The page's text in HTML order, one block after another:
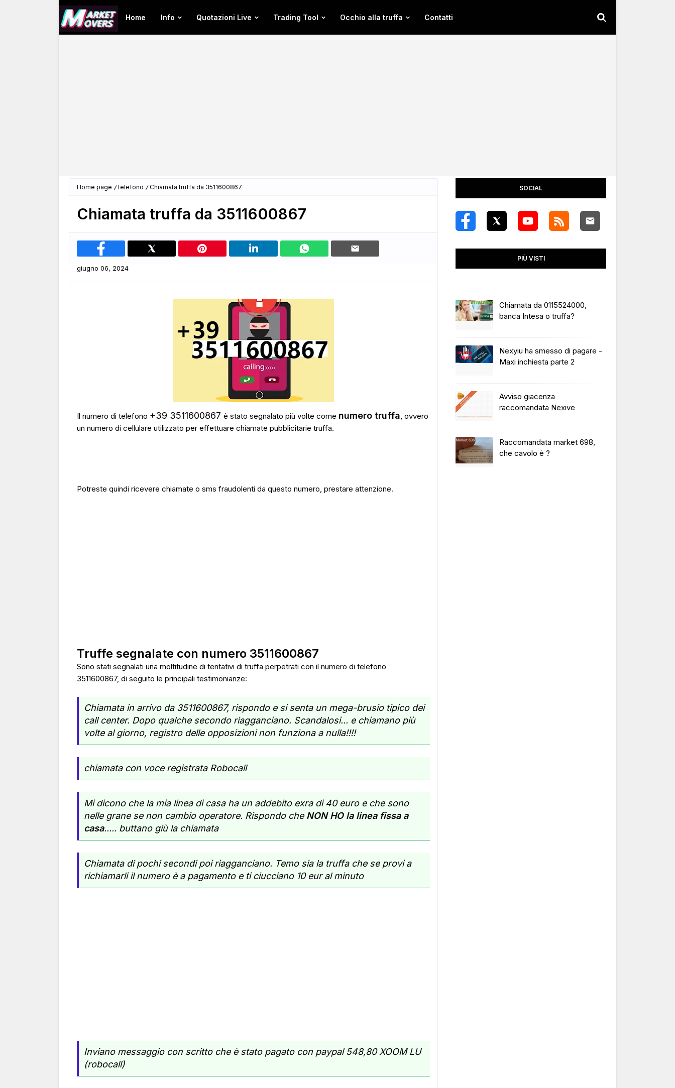
Home Info Quotazioni Live Trading Tool Occhio alla truffa Contatti
Home page telefono Chiamata truffa da 3511600867
Chiamata truffa da 3511600867
giugno 06, 2024
Il numero di telefono +39 3511600867 è stato segnalato più volte come numero truffa, ovvero
un numero di cellulare utilizzato per effettuare chiamate pubblicitarie truffa.
Potreste quindi ricevere chiamate o sms fraudolenti da questo numero, prestare attenzione.
Truffe segnalate con numero 3511600867
Sono stati segnalati una moltitudine di tentativi di truffa perpetrati con il numero di telefono
3511600867, di seguito le principali testimonianze:
Chiamata in arrivo da 3511600867, rispondo e si senta un mega-brusio tipico dei
call center. Dopo qualche secondo riagganciano. Scandalosi... e chiamano più
volte al giorno, registro delle opposizioni non funziona a nulla!!!!
chiamata con voce registrata Robocall
Mi dicono che la mia linea di casa ha un addebito exra di 40 euro e che sono
nelle grane se non cambio operatore. Rispondo che NON HO la linea fissa a
casa..... buttano giù la chiamata
Chiamata di pochi secondi poi riagganciano. Temo sia la truffa che se provi a
richiamarli il numero è a pagamento e ti ciucciano 10 eur al minuto
Inviano messaggio con scritto che è stato pagato con paypal 548,80 XOOM LU
(robocall)
SOCIAL
PIÙ VISTI
Chiamata da 0115524000,
banca Intesa o truffa?
Nexyiu ha smesso di pagare -
Maxi inchiesta parte 2
Avviso giacenza
raccomandata Nexive
Raccomandata market 698,
che cavolo è ?